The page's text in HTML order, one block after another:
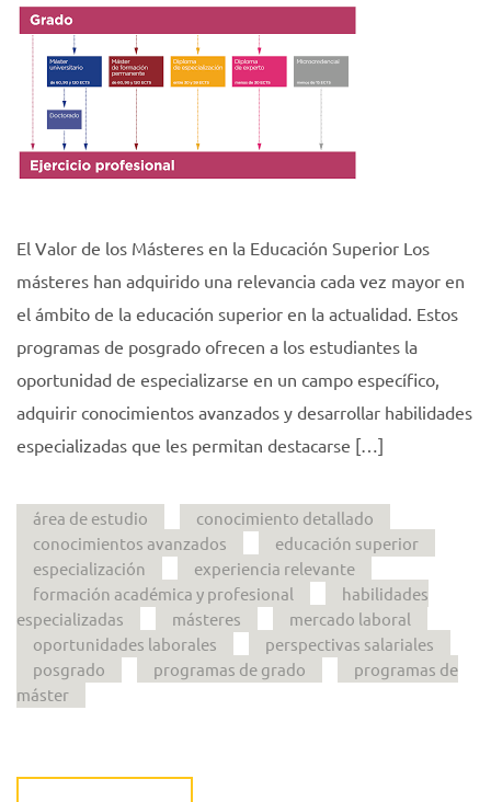
El Valor de los Másteres en la Educación Superior Los
másteres han adquirido una relevancia cada vez mayor en
el ámbito de la educación superior en la actualidad. Estos
programas de posgrado ofrecen a los estudiantes la
oportunidad de especializarse en un campo específico,
adquirir conocimientos avanzados y desarrollar habilidades
especializadas que les permitan destacarse […]
área de estudio
conocimiento detallado
conocimientos avanzados
educación superior
especialización
experiencia relevante
formación académica y profesional
habilidades
especializadas
másteres
mercado laboral
oportunidades laborales
perspectivas salariales
posgrado
programas de grado
programas de
máster